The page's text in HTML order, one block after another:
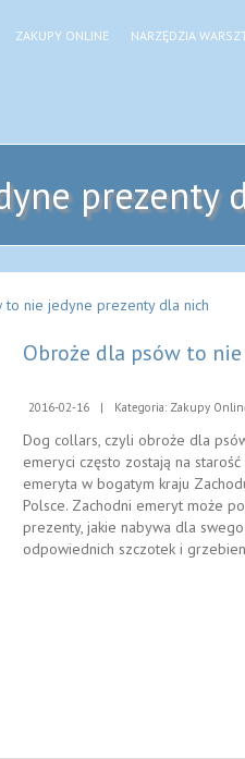
ZAKUPY ONLINE NARZĘDZIA
prezenty
nie jedyne prezenty dla nich
Obroże dla psów to
2016-02-16 | Kategoria: Zakupy
Dog collars, czyli obroże dla
emeryci często zostają na
emeryta w bogatym kraju
Polsce. Zachodni emeryt może
prezenty, jakie nabywa dla
odpowiednich szczotek i